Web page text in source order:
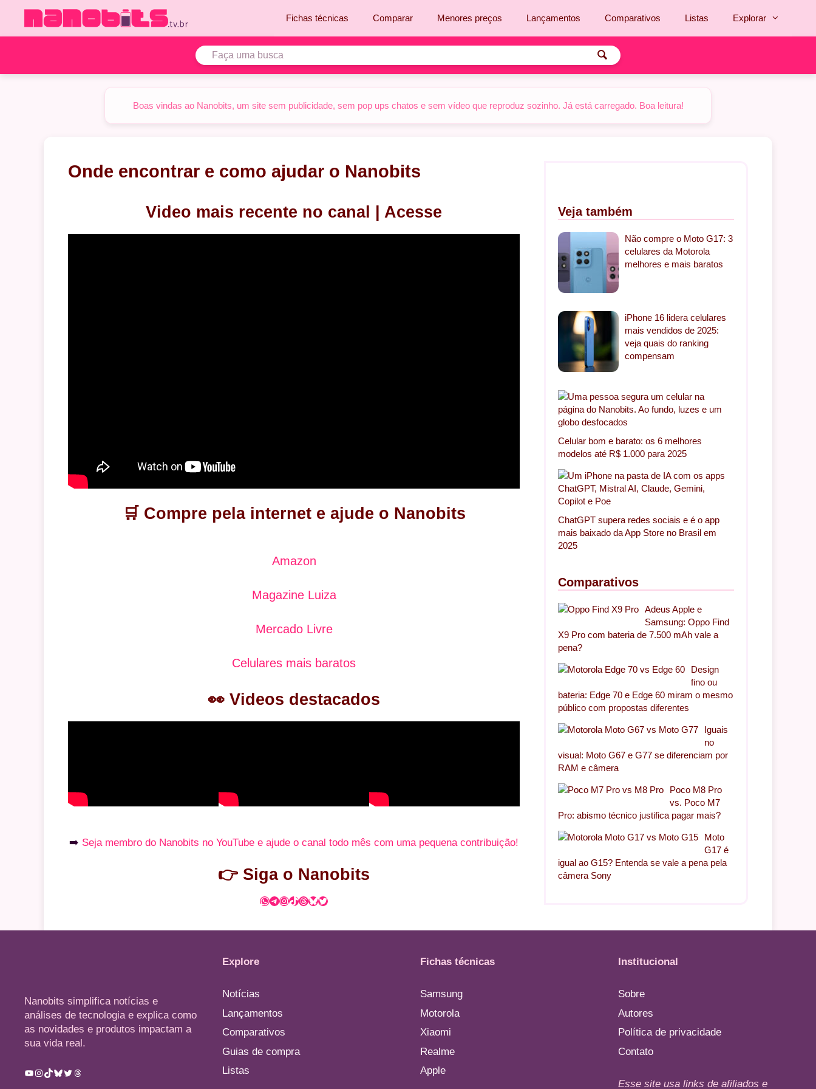
o
Fichas técnicas Comparar Menores preços Lançamentos Comparativos Listas Explorar
Boas vindas ao Nanobits, um site sem publicidade, sem pop ups chatos e sem vídeo que reproduz sozinho. Já está carregado. Boa leitura!
Onde encontrar e como ajudar o Nanobits
Video mais recente no canal | Acesse
🛒 Compre pela internet e ajude o Nanobits
Amazon
Magazine Luiza
Mercado Livre
Celulares mais baratos
👀 Videos destacados
➡️ Seja membro do Nanobits no YouTube e ajude o canal todo mês com uma pequena contribuição!
👉 Siga o Nanobits
WhatsApp
Telegram
Instagram
TikTok
Threads
Bluesky
Twitter
Veja também
Não compre o Moto G17: 3
celulares da Motorola
melhores e mais baratos
iPhone 16 lidera celulares
mais vendidos de 2025:
veja quais do ranking
compensam
Celular bom e barato: os 6 melhores
modelos até R$ 1.000 para 2025
ChatGPT supera redes sociais e é o app
mais baixado da App Store no Brasil em
2025
Comparativos
Adeus Apple e
Samsung: Oppo Find
X9 Pro com bateria de 7.500 mAh vale a
pena?
Design
fino ou
bateria: Edge 70 e Edge 60 miram o mesmo
público com propostas diferentes
Iguais
no
visual: Moto G67 e G77 se diferenciam por
RAM e câmera
Poco M8 Pro
vs. Poco M7
Pro: abismo técnico justifica pagar mais?
Moto
G17 é
igual ao G15? Entenda se vale a pena pela
câmera Sony
Nanobits simplifica notícias e
análises de tecnologia e explica como
as novidades e produtos impactam a
sua vida real.
Youtube
Instagram
TikTok
Bluesky
TwitterThreads
Explore
Notícias
Lançamentos
Comparativos
Guias de compra
Listas
Fichas técnicas
Samsung
Motorola
Xiaomi
Realme
Apple
Institucional
Sobre
Autores
Política de privacidade
Contato
Esse site usa links de afiliados e